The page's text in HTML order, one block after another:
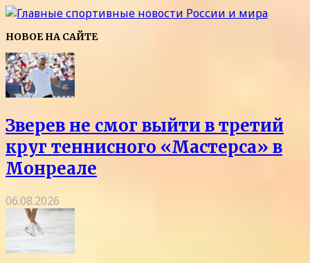
НОВОЕ НА САЙТЕ
Зверев не смог выйти в третий
круг теннисного «Мастерса» в
Монреале
06.08.2026